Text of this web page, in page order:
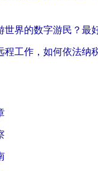
世界的数字游民？最
程工作，如何依法纳